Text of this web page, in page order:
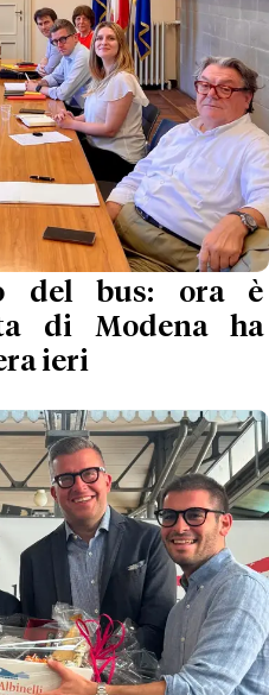
del bus: ora è
di Modena ha
ieri